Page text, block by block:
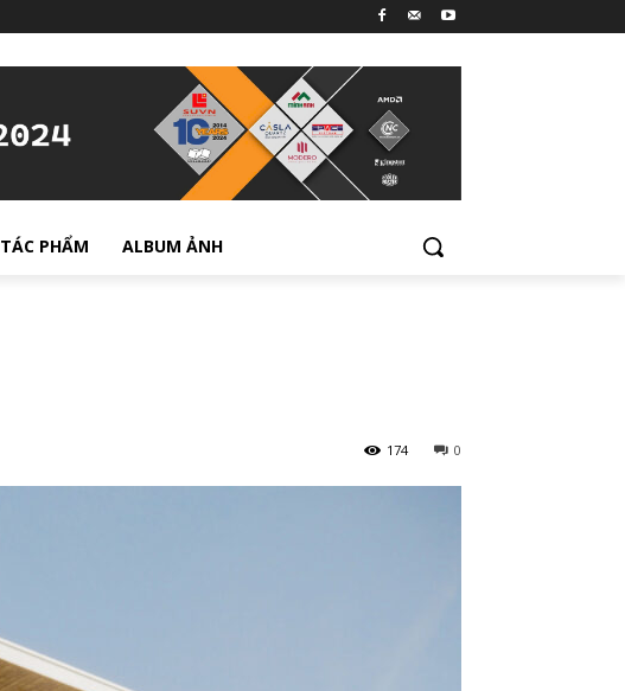
TÁC PHẨM ALBUM ẢNH
0
174